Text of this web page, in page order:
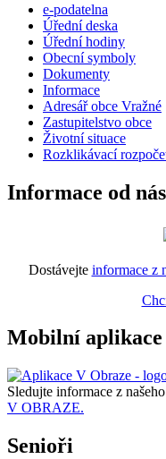
e-podatelna
Úřední deska
Úřední hodiny
Obecní symboly
Dokumenty
Informace
Adresář obce Vražné
Zastupitelstvo obce
Životní situace
Rozklikávací
Informace od nás
Dostávejte informace z
Mobilní aplikace
Sledujte informace z
V OBRAZE.
Senioři